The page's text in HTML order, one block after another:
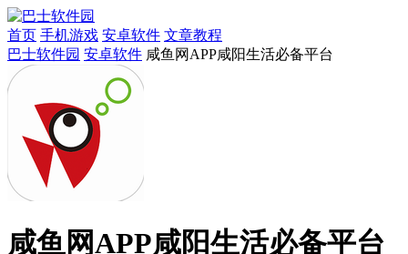
首页 手机游戏 安卓软件 文章教程
巴士软件园 安卓软件 咸鱼网APP咸阳生活必备平台
咸鱼网APP咸阳生活必备平台